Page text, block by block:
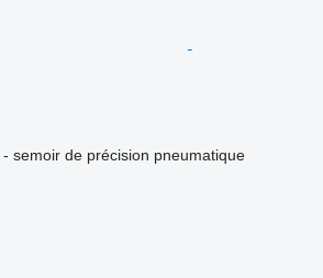
semoir de précision pneumatique